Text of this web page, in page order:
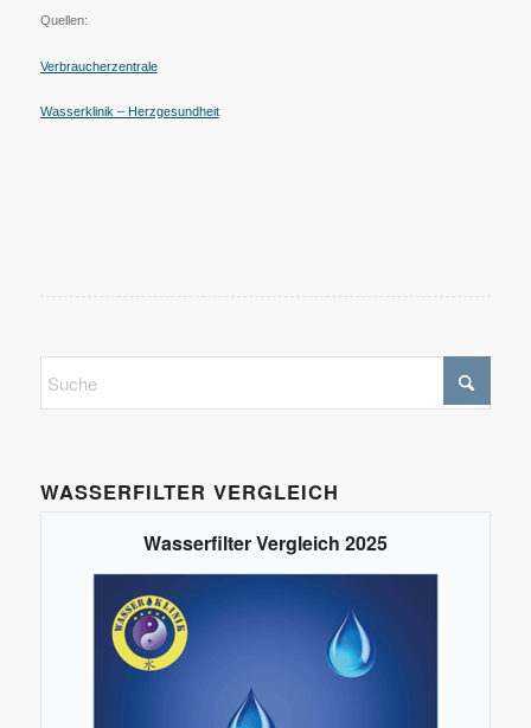
Quellen:
Verbraucherzentrale
Wasserklinik – Herzgesundheit
WASSERFILTER VERGLEICH
Wasserfilter Vergleich 2025